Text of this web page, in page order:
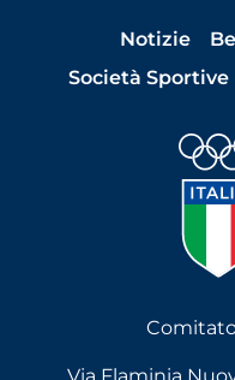
Notizie
Società Sportive